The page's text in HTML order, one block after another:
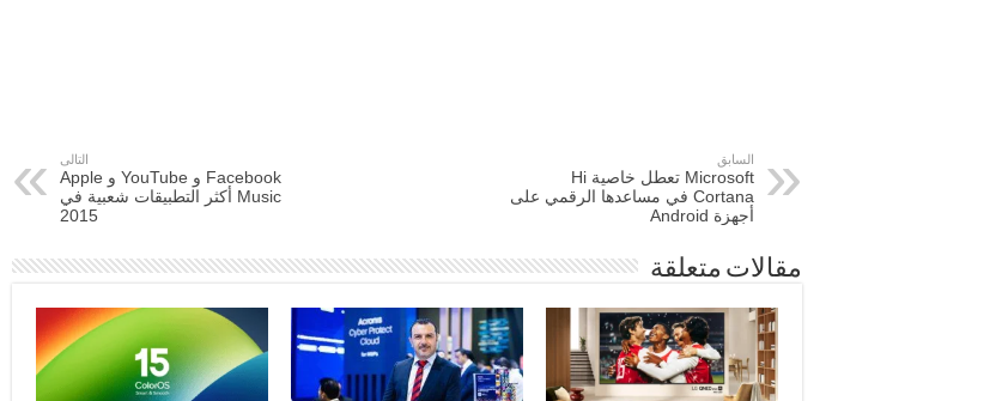
السابق
Microsoft تعطل خاصية Hi
Cortana في مساعدها الرقمي على
أجهزة Android
التالى
Facebook و YouTube و Apple
Music أكثر التطبيقات شعبية في
2015
مقالات متعلقة